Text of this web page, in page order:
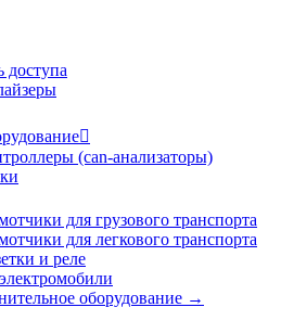
доступа

(can-анализаторы)
для грузового транспорта
для легкового транспорта
и реле
оборудование →